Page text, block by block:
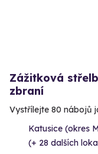
Zážitková
zbraní
Vystřílejte 80 nábojů
Katusice (okres
(+ 28 dalších